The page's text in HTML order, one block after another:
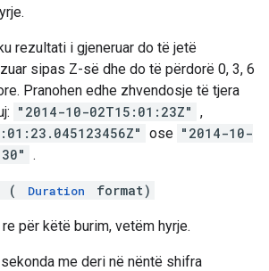
rezultati i gjeneruar do të jetë
sipas Z-së dhe do të përdorë 0, 3, 6
Pranohen edhe zhvendosje të tjera
"2014-10-02T15:01:23Z" ,
ose "2014-10-
.
( Duration format)
për këtë burim, vetëm hyrje.
me deri në nëntë shifra